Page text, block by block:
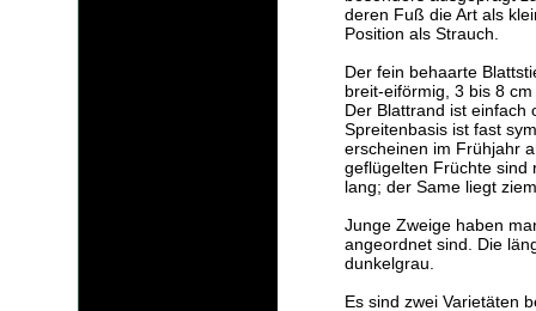
deren Fuß die Art als
Position als Strauch.
Der fein behaarte
breit-eiförmig, 3 bis 8
Der Blattrand ist einfach
Spreitenbasis ist fast
erscheinen im Frühjahr
geflügelten Früchte sind
lang; der Same liegt
Junge Zweige haben
angeordnet sind. Die
dunkelgrau.
Es sind zwei Varietäten